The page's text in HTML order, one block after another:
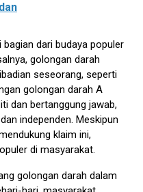
dari budaya populer
golongan darah
seseorang, seperti
golongan darah A
dan bertanggung jawab,
independen. Meskipun
klaim ini,
di masyarakat.
golongan darah dalam